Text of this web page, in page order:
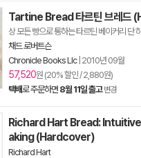
Tartine Bread 타르틴 브레드
상 모든 빵으로 통하는 타르틴 베이커리 단
채드 로버트슨
Chronicle Books Llc| 2010년 09월
57,520원 (20% 할인 / 2,880원)
택배로 주문하면 8월 11일 출고 변경
Richard Hart Bread:
aking (Hardcover)
Richard Hart